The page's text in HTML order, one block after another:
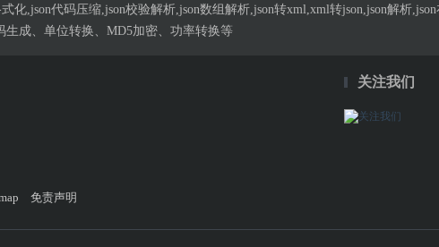
化,json代码压缩,json校验解析,json数组解析,json转xml,xml转json,json解析
生成、单位转换、MD5加密、功率转换等
关注我们
免责声明